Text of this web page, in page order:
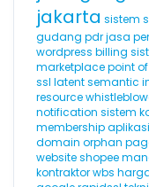
jakarta sistem
gudang pdrjasa
wordpress billing
marketplacepoint
ssl latent semantic
resource
notification sistem
membership
domain orphan
websiteshopee
kontraktorwbs